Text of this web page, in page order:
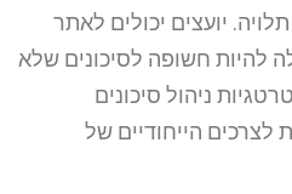
יועצים יכולים לאתר
להיות חשופה לסיכונים שלא
ניהול סיכונים
הייחודיים של